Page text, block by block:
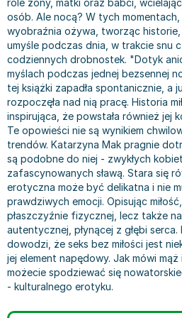
Bajki wiersze
Do kolorowania i naklejania
Kontrastowe obrazki
Kreatywne / Aktywizujące
Poznawanie świata
Podręczniki szkolne
Edukacja przedszkolna
Liceum, Technikum
Szkoła podstawowa
Szkoły wyższe
Szkoła zawodowa
Książki: finanse, księgowość,
Książki o gospodarce
Inne
Książki o marketingu
Książki o zarządzaniu
Historia - książki
Archeologia - książki
Historia Polski - książki
Historia świata - książki
II Wojna Światowa - książki
Książki militarne
Książki: Prawo
Inne
Książki: Prawo administracyjne
Książki: Prawo cywilne
Książki: Prawo finansowe
Książki: Prawo karne
Książki: pamiętniki, dzienniki i listy
Wywiady, wspomnienia - książki
Komiksy
Komiksy dla dorosłych
Komiksy dla dzieci
Komiksy dla młodzieży
Komiksy obcojęzyczne
Fantastyka, horror - książki
Książki fantasy
Książki horrory
Science Fiction - książki
Książki kryminały
Książki z poezją, aforyzmami i
Książki dramaty
Książki humorystyczne i aforyzmy
Tomiki poezji
Książki o sztuce
Liceum i technikum
Podręczniki do 1 klasy liceum i
Podręczniki do 2 klasy liceum i
Podręczniki do 3 klasy liceum i
Podręczniki do klasy 4 liceum i
Podręczniki do szkoły
Podręczniki do 1 klasy szkoły
Podręczniki do 2 klasy szkoły
Podręczniki do 3 klasy szkoły
Książki dla dzieci
Książki dla dzieci do 2 lat
Książki: bajki dla dzieci do 2 lat
Do kąpieli i zabawy
Kolorowanki i książki do
Książki grające, z puzzlami i
Obrazki kontrastowe dla niemowląt
Poznawanie świata dla dzieci do
Książki o sportowcach
Książki: Turystyka i podróże
Albumy krajoznawcze
Albumy krajoznawcze - Polska
Albumy krajoznawcze - Świat
Atlasy
Atlasy - Polska
Atlasy - świat
Globusy
Mapy
Mapy - Polska
Mapy - Świat
Przewodniki turystyczne
Przewodniki turystyczne - Polska
Przewodniki turystyczne - Świat
Książki: Zdrowie, rodzina, związki
Książki: Rodzina, związki
Julian Tuwim
Bracia Grimm
Stephen King
Tanya Valko
Lauren Kate
Jan Brzechwa
E. L. James
Virginia C. Andrews
Waldemar Łysiak
Monika Szwaja
Camilla Läckberg
Jan Kochanowski
Henning Mankell
Beata Pawlikowska
L.J. Smith
Diana Palmer
Bear Grylls
role żony, matki oraz babci,
osób. Ale nocą? W tych
wyobraźnia ożywa, tworząc
umyśle podczas dnia, w trakcie snu
codziennych drobnostek. "Dotyk
myślach podczas jednej bezsennej
tej książki zapadła spontanicznie, a
rozpoczęła nad nią pracę. Historia
inspirująca, że powstała również jej
Te opowieści nie są wynikiem
trendów. Katarzyna Mak pragnie
są podobne do niej - zwykłych
zafascynowanych sławą. Stara się
erotyczna może być delikatna i nie
prawdziwych emocji. Opisując
płaszczyźnie fizycznej, lecz także
autentycznej, płynącej z głębi
dowodzi, że seks bez miłości jest
jej element napędowy. Jak mówi
możecie spodziewać się
- kulturalnego erotyku.